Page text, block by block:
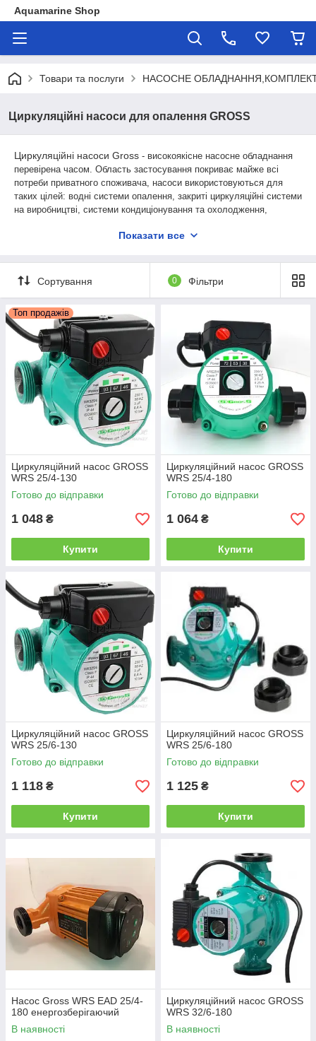
Aquamarine Shop
Товари та послуги НАСОСНЕ
Циркуляційні насоси для опалення GROSS
Циркуляційні насоси Gross - високоякісне насосне обладнання
перевірена часом. Область застосування покриває майже всі
потреби приватного споживача, насоси використовуються для
таких цілей: водні системи опалення, закриті циркуляційні системи
на виробництві, системи кондиціонування та охолодження,
підігріву води, циркуляція в акваріумах і басейнах, перекачування
шуму, робота двигуна без перегріву, безпечний і надійний корпус,
простота і зручність монтажу, довгий термін служби, гарантія на
обслуговування і ремонт 3 роки.
Показати все
Сортування 0 Фільтри
Топ продажів
Циркуляційний насос GROSS
WRS 25/4-130
Готово до відправки
1 048 ₴
Купити
Циркуляційний насос GROSS
WRS 25/4-180
Готово до відправки
1 064 ₴
Купити
Циркуляційний насос GROSS
WRS 25/6-130
Готово до відправки
1 118 ₴
Купити
Циркуляційний насос GROSS
WRS 25/6-180
Готово до відправки
1 125 ₴
Купити
Насос Gross WRS EAD 25/4-
180 енергозберігаючий
В наявності
Циркуляційний насос GROSS
WRS 32/6-180
В наявності